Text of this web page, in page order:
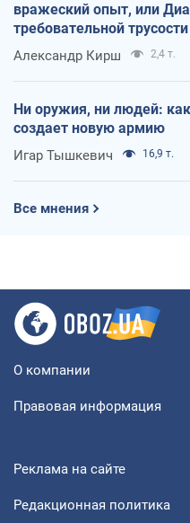
вражеский опыт, или
требовательной трусости
Александр Кирш 2,4 т.
Ни оружия, ни людей:
создает новую армию
Игар Тышкевич 16,9 т.
Все мнения
О компании
Правовая информация
Реклама на сайте
Редакционная политика